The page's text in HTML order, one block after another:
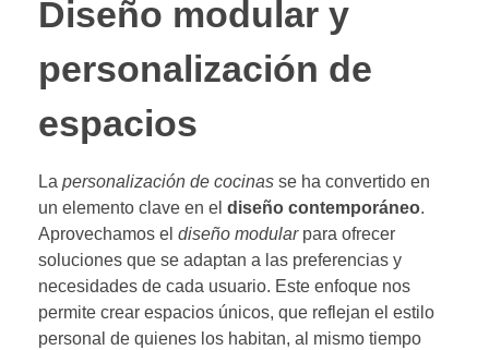
Diseño modular y
personalización de
espacios
La personalización de cocinas se ha convertido en
un elemento clave en el diseño contemporáneo.
Aprovechamos el diseño modularpara ofrecer
soluciones que se adaptan a las preferencias y
necesidades de cada usuario. Este enfoque nos
permite crear espacios únicos, que reflejan el estilo
personal de quienes los habitan, al mismo tiempo